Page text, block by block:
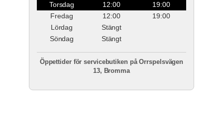
Torsdag
12:00
19:00
Fredag
12:00
19:00
Lördag
Stängt
Söndag
Stängt
Öppettider för servicebutiken på Orrspelsvägen
13, Bromma